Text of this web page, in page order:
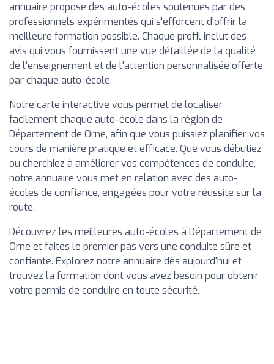
annuaire propose des auto-écoles soutenues par des
professionnels expérimentés qui s'efforcent d'offrir la
meilleure formation possible. Chaque profil inclut des
avis qui vous fournissent une vue détaillée de la qualité
de l'enseignement et de l'attention personnalisée offerte
par chaque auto-école.
Notre carte interactive vous permet de localiser
facilement chaque auto-école dans la région de
Département de Orne, afin que vous puissiez planifier vos
cours de manière pratique et efficace. Que vous débutiez
ou cherchiez à améliorer vos compétences de conduite,
notre annuaire vous met en relation avec des auto-
écoles de confiance, engagées pour votre réussite sur la
route.
Découvrez les meilleures auto-écoles à Département de
Orne et faites le premier pas vers une conduite sûre et
confiante. Explorez notre annuaire dès aujourd'hui et
trouvez la formation dont vous avez besoin pour obtenir
votre permis de conduire en toute sécurité.